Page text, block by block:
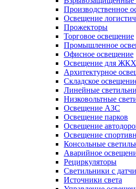
Производственное
Освещение
Прожекторы
Торговое освещение
Промышленное
Офисное освещение
Освещение для ЖКХ
Архитектурное
Складское
Линейные
Низковольтные
Освещение АЗС
Освещение парков
Освещение
Освещение
Консольные
Аварийное
Рециркуляторы
Светильники с
Источники света